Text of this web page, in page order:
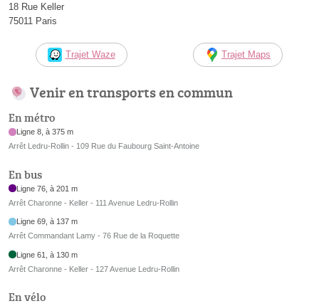
18 Rue Keller
75011 Paris
Trajet Waze Trajet Maps
Venir en transports en commun
En métro
Ligne 8, à 375 m
Arrêt Ledru-Rollin - 109 Rue du Faubourg Saint-Antoine
En bus
Ligne 76, à 201 m
Arrêt Charonne - Keller - 111 Avenue Ledru-Rollin
Ligne 69, à 137 m
Arrêt Commandant Lamy - 76 Rue de la Roquette
Ligne 61, à 130 m
Arrêt Charonne - Keller - 127 Avenue Ledru-Rollin
En vélo